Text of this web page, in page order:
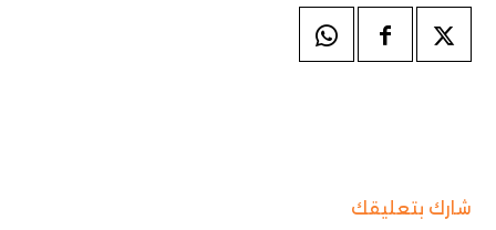
شارك بتعليقك